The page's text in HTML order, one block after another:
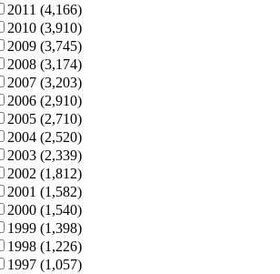
2011 (4,166)
2010 (3,910)
2009 (3,745)
2008 (3,174)
2007 (3,203)
2006 (2,910)
2005 (2,710)
2004 (2,520)
2003 (2,339)
2002 (1,812)
2001 (1,582)
2000 (1,540)
1999 (1,398)
1998 (1,226)
1997 (1,057)